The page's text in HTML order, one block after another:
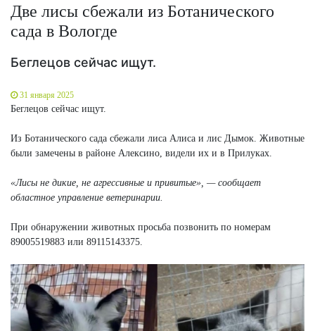
Две лисы сбежали из Ботанического
сада в Вологде
Беглецов сейчас ищут.
31 января 2025
Беглецов сейчас ищут.
Из Ботанического сада сбежали лиса Алиса и лис Дымок. Животные
были замечены в районе Алексино, видели их и в Прилуках.
«Лисы не дикие, не агрессивные и привитые», — сообщает
областное управление ветеринарии.
При обнаружении животных просьба позвонить по номерам
89005519883 или 89115143375.